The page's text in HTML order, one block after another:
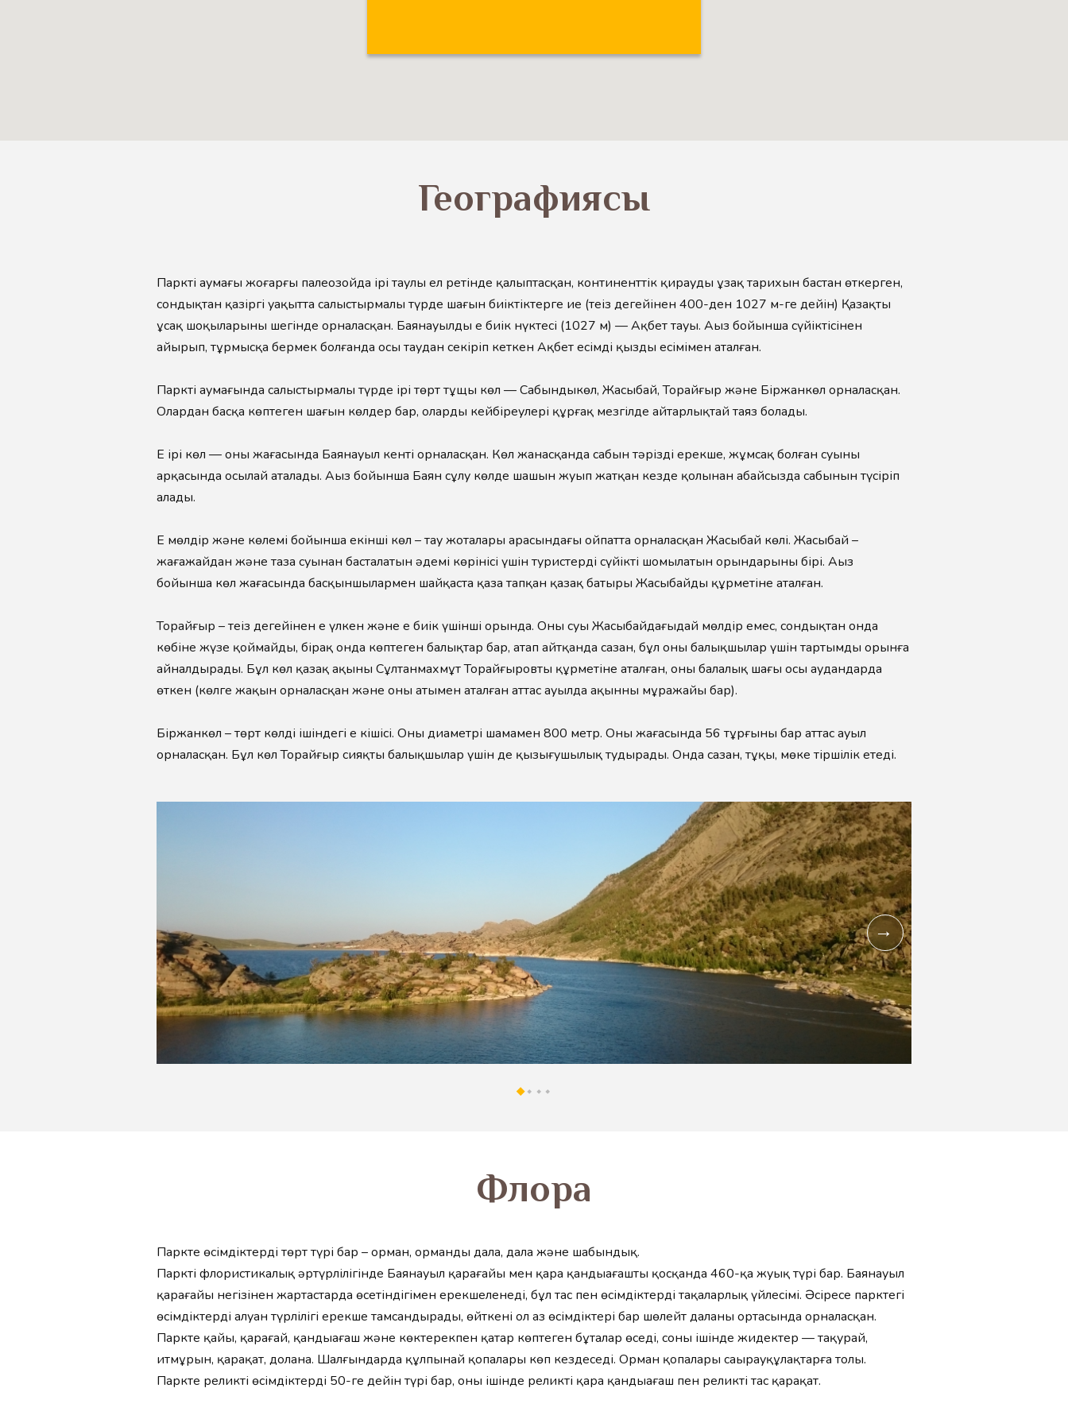
Географиясы
Парктің аумағы жоғарғы палеозойда ірі таулы ел ретінде қалыптасқан, континенттік қираудың ұзақ тарихын бастан өткерген,
сондықтан қазіргі уақытта салыстырмалы түрде шағын биіктіктерге ие (теңіз деңгейінен 400-ден 1027 м-ге дейін) Қазақтың
ұсақ шоқыларының шегінде орналасқан. Баянауылдың ең биік нүктесі (1027 м) — Ақбет тауы. Аңыз бойынша сүйіктісінен
айырып, тұрмысқа бермек болғанда осы таудан секіріп кеткен Ақбет есімді қыздың есімімен аталған.
Парктің аумағында салыстырмалы түрде ірі төрт тұщы көл — Сабындыкөл, Жасыбай, Торайғыр және Біржанкөл орналасқан.
Олардан басқа көптеген шағын көлдер бар, олардың кейбіреулері құрғақ мезгілде айтарлықтай таяз болады.
Ең ірі көл — оның жағасында Баянауыл кенті орналасқан. Көл жанасқанда сабын тәрізді ерекше, жұмсақ болған суының
арқасында осылай аталады. Аңыз бойынша Баян сұлу көлде шашын жуып жатқан кезде қолынан абайсызда сабынын түсіріп
алады.
Ең мөлдір және көлемі бойынша екінші көл – тау жоталары арасындағы ойпатта орналасқан Жасыбай көлі. Жасыбай –
жағажайдан және таза суынан басталатын әдемі көрінісі үшін туристердің сүйікті шомылатын орындарының бірі. Аңыз
бойынша көл жағасында басқыншылармен шайқаста қаза тапқан қазақ батыры Жасыбайдың құрметіне аталған.
Торайғыр – теңіз деңгейінен ең үлкен және ең биік үшінші орында. Оның суы Жасыбайдағыдай мөлдір емес, сондықтан онда
көбіне жүзе қоймайды, бірақ онда көптеген балықтар бар, атап айтқанда сазан, бұл оны балықшылар үшін тартымды орынға
айналдырады. Бұл көл қазақ ақыны Сұлтанмахмұт Торайғыровтың құрметіне аталған, оның балалық шағы осы аудандарда
өткен (көлге жақын орналасқан және оның атымен аталған аттас ауылда ақынның мұражайы бар).
Біржанкөл – төрт көлдің ішіндегі ең кішісі. Оның диаметрі шамамен 800 метр. Оның жағасында 56 тұрғыны бар аттас ауыл
орналасқан. Бұл көл Торайғыр сияқты балықшылар үшін де қызығушылық тудырады. Онда сазан, тұқы, мөңке тіршілік етеді.
Флора
Паркте өсімдіктердің төрт түрі бар – орман, орманды дала, дала және шабындық.
Парктің флористикалық әртүрлілігінде Баянауыл қарағайы мен қара қандыағашты қосқанда 460-қа жуық түрі бар. Баянауыл
қарағайы негізінен жартастарда өсетіндігімен ерекшеленеді, бұл тас пен өсімдіктердің таңқаларлық үйлесімі. Әсіресе парктегі
өсімдіктердің алуан түрлілігі ерекше тамсандырады, өйткені ол аз өсімдіктері бар шөлейт даланың ортасында орналасқан.
Паркте қайың, қарағай, қандыағаш және көктерекпен қатар көптеген бұталар өседі, соның ішінде жидектер — таңқурай,
итмұрын, қарақат, долана. Шалғындарда құлпынай қопалары көп кездеседі. Орман қопалары саңырауқұлақтарға толы.
Паркте реликті өсімдіктердің 50-ге дейін түрі бар, оның ішінде реликті қара қандыағаш пен реликті тас қарақат.